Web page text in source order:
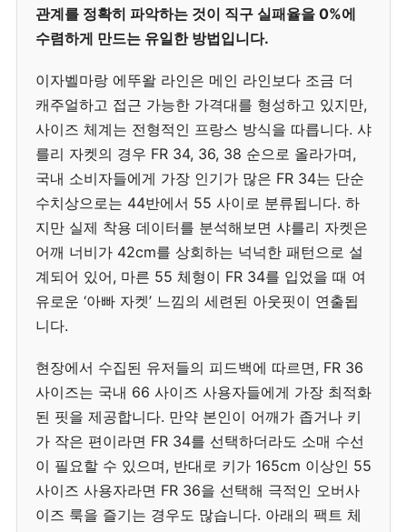
관계를 정확히 파악하는 것이 직구 실패율을 0%에
수렴하게 만드는 유일한 방법입니다.
이자벨마랑 에뚜왈 라인은 메인 라인보다 조금 더
캐주얼하고 접근 가능한 가격대를 형성하고 있지만,
사이즈 체계는 전형적인 프랑스 방식을 따릅니다. 샤
를리 자켓의 경우 FR 34, 36, 38 순으로 올라가며,
국내 소비자들에게 가장 인기가 많은 FR 34는 단순
수치상으로는 44반에서 55 사이로 분류됩니다. 하
지만 실제 착용 데이터를 분석해보면 샤를리 자켓은
어깨 너비가 42cm를 상회하는 넉넉한 패턴으로 설
계되어 있어, 마른 55 체형이 FR 34를 입었을 때 여
유로운 ‘아빠 자켓’ 느낌의 세련된 아웃핏이 연출됩
니다.
현장에서 수집된 유저들의 피드백에 따르면, FR 36
사이즈는 국내 66 사이즈 사용자들에게 가장 최적화
된 핏을 제공합니다. 만약 본인이 어깨가 좁거나 키
가 작은 편이라면 FR 34를 선택하더라도 소매 수선
이 필요할 수 있으며, 반대로 키가 165cm 이상인 55
사이즈 사용자라면 FR 36을 선택해 극적인 오버사
이즈 룩을 즐기는 경우도 많습니다. 아래의 팩트 체